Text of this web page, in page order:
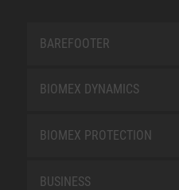
BAREFOOTER
BIOMEX DYNAMICS
BIOMEX PROTECTION
BUSINESS